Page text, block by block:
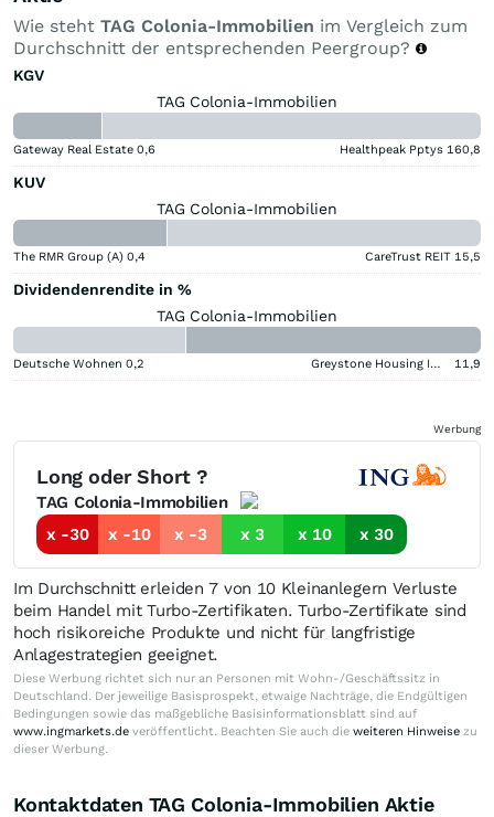
Wie steht TAG Colonia-Immobilien im Vergleich zum
Durchschnitt der entsprechenden Peergroup?
KGV
TAG Colonia-Immobilien
Gateway Real Estate 0,6 Healthpeak Pptys 160,8
KUV
TAG Colonia-Immobilien
The RMR Group (A) 0,4 CareTrust REIT 15,5
Dividendenrendite in %
TAG Colonia-Immobilien
Deutsche Wohnen 0,2 Greystone Housing Impact Investors LP Benef Unit Cert 11,9
Werbung
Long oder Short ?
TAG Colonia-Immobilien
x -30
x -10 x -3 x 3 x 10 x 30
Im Durchschnitt erleiden 7 von 10 Kleinanlegern Verluste
beim Handel mit Turbo-Zertifikaten. Turbo-Zertifikate sind
hoch risikoreiche Produkte und nicht für langfristige
Anlagestrategien geeignet.
Diese Werbung richtet sich nur an Personen mit Wohn-/Geschäftssitz in
Deutschland. Der jeweilige Basisprospekt, etwaige Nachträge, die Endgültigen
Bedingungen sowie das maßgebliche Basisinformationsblatt sind auf
www.ingmarkets.de veröffentlicht. Beachten Sie auch die weiteren Hinweise zu
dieser Werbung.
Kontaktdaten TAG Colonia-Immobilien Aktie